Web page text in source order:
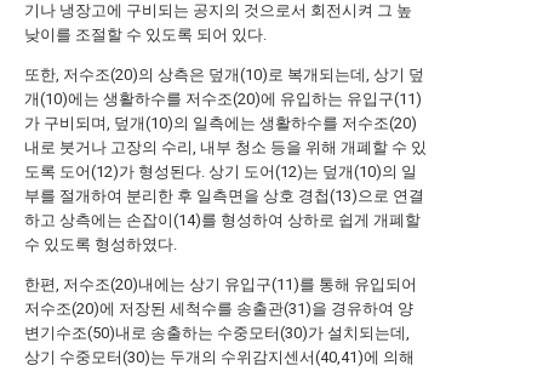
기나 냉장고에 구비되는 공지의 것으로서 회전시켜 그 높
낮이를 조절할 수 있도록 되어 있다.
또한, 저수조(20)의 상측은 덮개(10)로 복개되는데, 상기 덮
개(10)에는 생활하수를 저수조(20)에 유입하는 유입구(11)
가 구비되며, 덮개(10)의 일측에는 생활하수를 저수조(20)
내로 붓거나 고장의 수리, 내부 청소 등을 위해 개폐할 수 있
도록 도어(12)가 형성된다. 상기 도어(12)는 덮개(10)의 일
부를 절개하여 분리한 후 일측면을 상호 경첩(13)으로 연결
하고 상측에는 손잡이(14)를 형성하여 상하로 쉽게 개폐할
수 있도록 형성하였다.
한편, 저수조(20)내에는 상기 유입구(11)를 통해 유입되어
저수조(20)에 저장된 세척수를 송출관(31)을 경유하여 양
변기수조(50)내로 송출하는 수중모터(30)가 설치되는데,
상기 수중모터(30)는 두개의 수위감지센서(40,41)에 의해